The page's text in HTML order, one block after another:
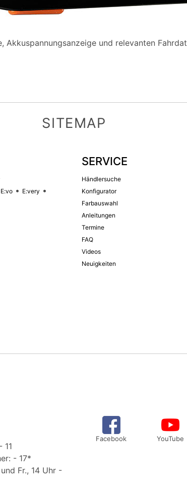
und relevanten
SITEMAP
E:vo
E:very
SERVICE
Händlersuche
Konfigurator
Farbauswahl
Anleitungen
Termine
FAQ
Videos
Neuigkeiten
11
- 17*
Fr., 14 Uhr -
Facebook YouTube